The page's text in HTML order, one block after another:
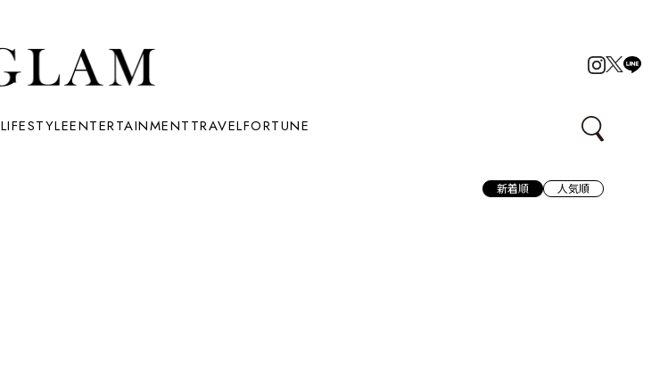
LIFESTYLEENTERTAINMENTTRAVELFORTUNE
新着順 人気順